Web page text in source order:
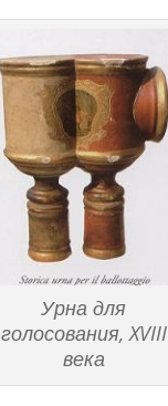
Урна для
голосования, XVIII
века